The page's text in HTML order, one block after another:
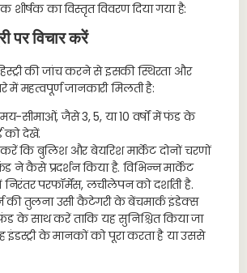
शीर्षक का विस्तृत विवरण दिया गया है:
पर विचार करें
की जांच करने से इसकी स्थिरता और
में महत्वपूर्ण जानकारी मिलती है:
सीमाओं, जैसे 3, 5, या 10 वर्षों में फंड के
को देखें.
कि बुलिश और बेयरिश मार्केट दोनों चरणों
ने कैसे प्रदर्शन किया है. विभिन्न मार्केट
निरंतर परफॉर्मेंस, लचीलेपन को दर्शाती है.
की तुलना उसी कैटेगरी के बेंचमार्क इंडेक्स
के साथ करें ताकि यह सुनिश्चित किया जा
के मानकों को पूरा करता है या उससे